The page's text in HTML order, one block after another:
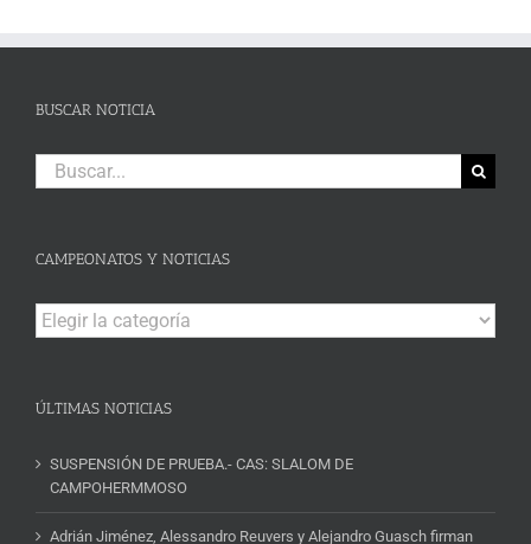
BUSCAR NOTICIA
Buscar:
CAMPEONATOS Y NOTICIAS
Campeonatos
y
ÚLTIMAS NOTICIAS
SUSPENSIÓN DE PRUEBA.- CAS: SLALOM DE
CAMPOHERMMOSO
Adrián Jiménez, Alessandro Reuvers y Alejandro Guasch firman